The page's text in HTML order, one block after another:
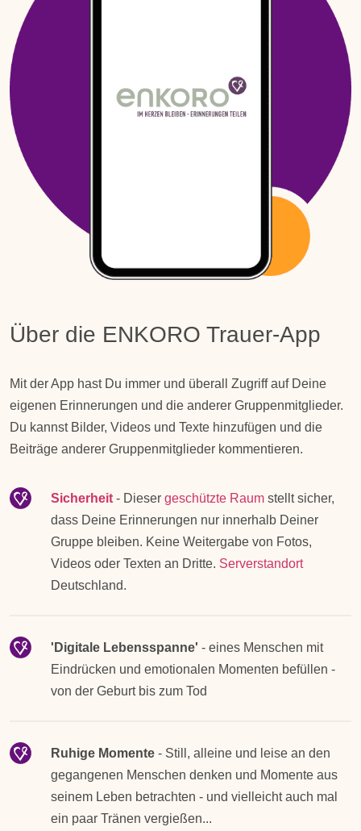
Über die ENKORO Trauer-App
Mit der App hast Du immer und überall Zugriff auf Deine
eigenen Erinnerungen und die anderer Gruppenmitglieder.
Du kannst Bilder, Videos und Texte hinzufügen und die
Beiträge anderer Gruppenmitglieder kommentieren.
Sicherheit- Dieser geschützte Raumstellt sicher,
dass Deine Erinnerungen nur innerhalb Deiner
Gruppe bleiben. Keine Weitergabe von Fotos,
Videosoder Texten an Dritte. Serverstandort
Deutschland.
'Digitale Lebensspanne' - eines Menschen mit
Eindrücken und emotionalen Momenten befüllen -
von der Geburt bis zum Tod
Ruhige Momente- Still, alleine und leise an den
gegangenen Menschen denken und Momente aus
seinem Leben betrachten - und vielleicht auch mal
ein paar Tränen vergießen...